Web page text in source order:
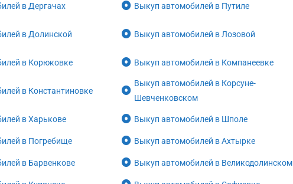
в Дергачах Выкуп автомобилей в Путиле
в Долинской Выкуп автомобилей в Лозовой
в Корюковке Выкуп автомобилей в Компанеевке
в Константиновке
Выкуп автомобилей в Корсуне-
Шевченковском
в Харькове Выкуп автомобилей в Шполе
в Погребище Выкуп автомобилей в Ахтырке
в Барвенкове Выкуп автомобилей в Великодолинском